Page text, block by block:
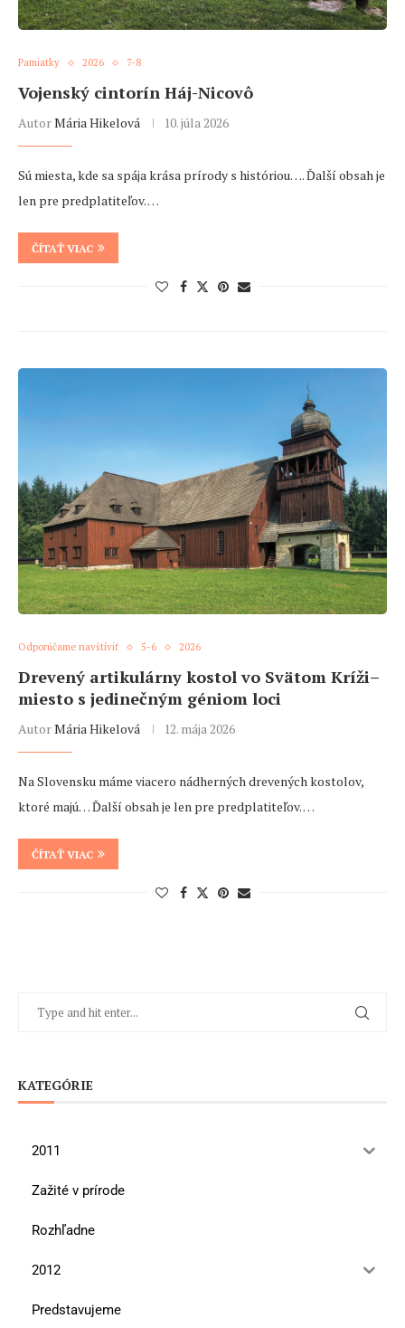
Pamiatky 2026 7-8
Vojenský cintorín Háj-Nicovô
AutorMária Hikelová 10. júla 2026
Sú miesta, kde sa spája krása prírody s históriou…. Ďalší obsah je
len pre predplatiteľov. …
ČÍTAŤ VIAC
Odporúčame navštíviť 5-6 2026
Drevený artikulárny kostol vo Svätom Kríži–
miesto s jedinečným géniom loci
AutorMária Hikelová 12. mája 2026
Na Slovensku máme viacero nádherných drevených kostolov,
ktoré majú… Ďalší obsah je len pre predplatiteľov. …
ČÍTAŤ VIAC
KATEGÓRIE
2011
Zažité v prírode
Rozhľadne
2012
Predstavujeme